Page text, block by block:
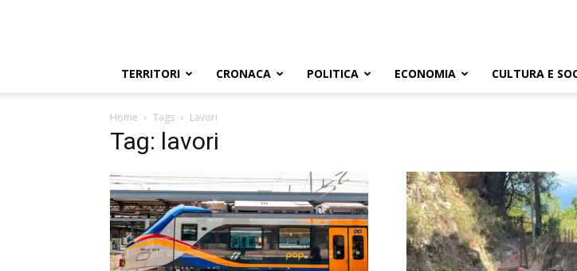
TERRITORI CRONACA POLITICA ECONOMIA CULTURA E
Home Tags Lavori
Tag: lavori